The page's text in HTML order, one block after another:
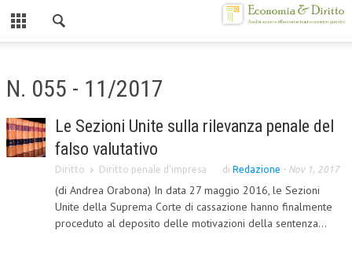
CHI SIAMO
MISSION
CENTRO STUDI
ATTO COSTITUTIVO E STATUTO
N. 055 - 11/2017
Le Sezioni Unite sulla rilevanza penale del
falso valutativo
Diritto Diritto penale d'impresa di Redazione - Nov 1, 2017
(di Andrea Orabona) In data 27 maggio 2016, le Sezioni
Unite della Suprema Corte di cassazione hanno finalmente
proceduto al deposito delle motivazioni della sentenza...